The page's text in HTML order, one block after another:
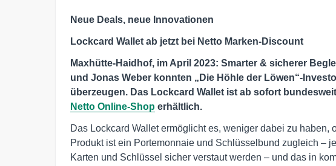
Neue Deals, neue Innovationen
Lockcard Wallet ab jetzt bei Netto Marken-Discount
Maxhütte-Haidhof, im April 2023: Smarter & sicherer
und Jonas Weber konnten „Die Höhle der Löwen“-
überzeugen. Das Lockcard Wallet ist ab sofort
Netto Online-Shop erhältlich.
Das Lockcard Wallet ermöglicht es, weniger dabei zu haben,
Produkt ist ein Portemonnaie und Schlüsselbund zugleich –
Karten und Schlüssel sicher verstaut werden – und das in